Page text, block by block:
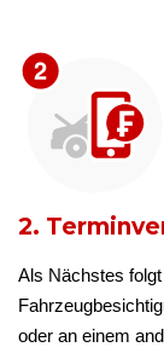
2.
Als Nächstes
oder an einem